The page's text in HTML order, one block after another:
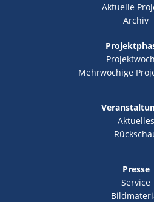
Aktuelle
Archiv
Mehrwöchige
Aktuelles
Presse
Service